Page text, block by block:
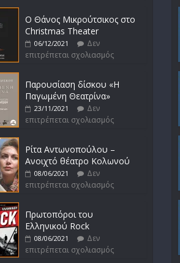
Ο Θάνος Μικρούτσικος στο
Christmas Theater
06/12/2021
Δεν
επιτρέπεται σχολιασμός
Παρουσίαση δίσκου «Η
Παγωμένη Θεατρίνα»
23/11/2021
Δεν
επιτρέπεται σχολιασμός
Ρίτα Αντωνοπούλου –
Ανοιχτό θέατρο Κολωνού
08/06/2021
Δεν
επιτρέπεται σχολιασμός
Πρωτοπόροι του
Ελληνικού Rock
08/06/2021
Δεν
επιτρέπεται σχολιασμός